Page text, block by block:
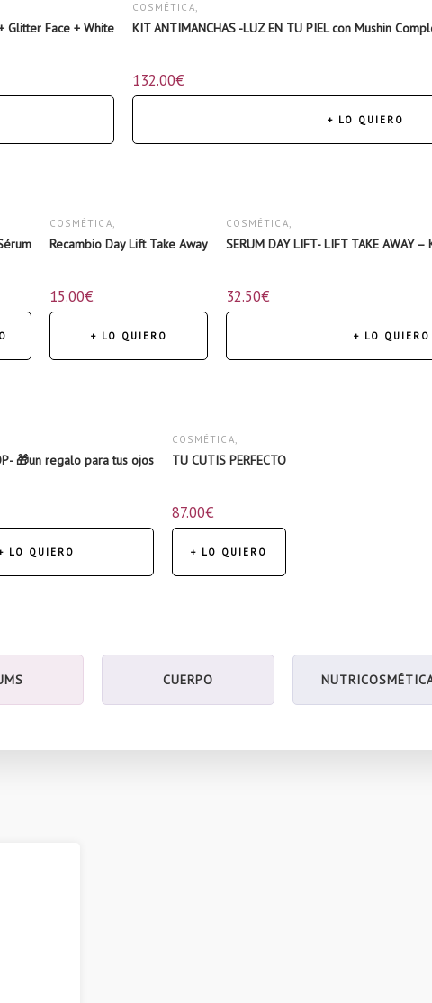
Glitter Face + White
COSMÉTICA,
NUTRICOSMÉTICA
KIT ANTIMANCHAS -LUZ EN TU PIEL con Mushin
132.00€
+ LO QUIERO
COSMÉTICA,
Recambio Day Lift Take Away
15.00€
+ LO QUIERO
COSMÉTICA,
PRECIOS ESPECIALES
SERUM DAY LIFT- LIFT TAKE AWAY –
32.50€
+ LO QUIERO
🎁un regalo para tus ojos
LO QUIERO
COSMÉTICA,
ROSTRO
SÉRUMS
TU CUTIS PERFECTO
87.00€
+ LO QUIERO
CUERPO